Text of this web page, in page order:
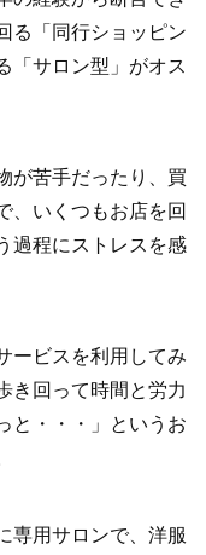
る「同行ショッピン
「サロン型」がオス
が苦手だったり、買
、いくつもお店を回
過程にストレスを感
ービスを利用してみ
き回って時間と労力
と・・・」というお
専用サロンで、洋服